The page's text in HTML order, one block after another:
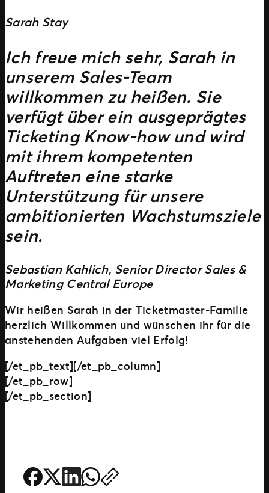
Sarah Stay
Ich freue mich sehr, Sarah in
unserem Sales-Team
willkommen zu heißen. Sie
verfügt über ein ausgeprägtes
Ticketing Know-how und wird
mit ihrem kompetenten
Auftreten eine starke
Unterstützung für unsere
ambitionierten Wachstumsziele
sein.
Sebastian Kahlich, Senior Director Sales &
Marketing Central Europe
Wir heißen Sarah in der Ticketmaster-Familie
herzlich Willkommen und wünschen ihr für die
anstehenden Aufgaben viel Erfolg!
[/et_pb_text][/et_pb_column]
[/et_pb_row]
[/et_pb_section]